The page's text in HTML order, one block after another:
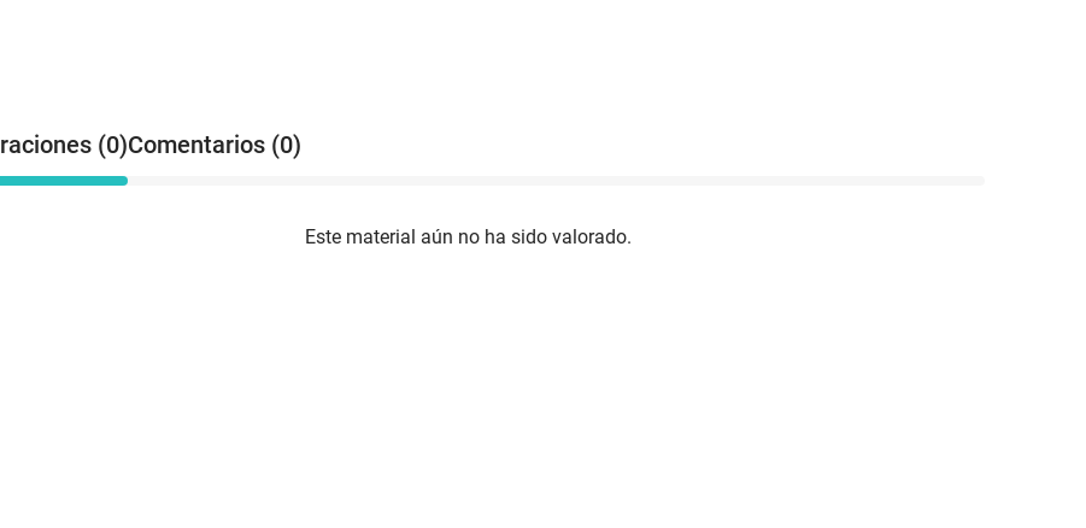
(0)Comentarios (0)
Este material aún no ha sido valorado.